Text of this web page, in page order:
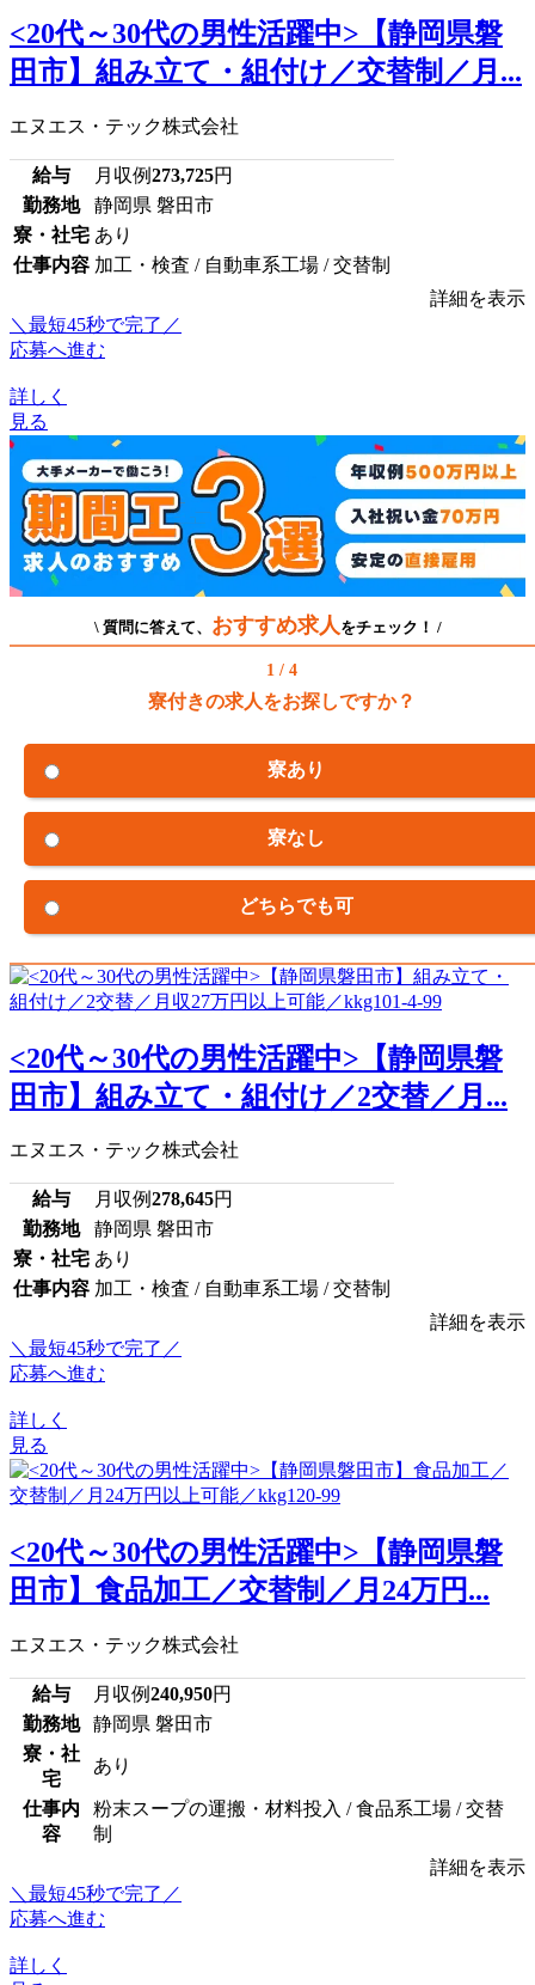
<20代～30代の男性活躍中>【静岡県磐
田市】組み立て・組付け／交替制／月...
エヌエス・テック株式会社
給与 月収例273,725円
勤務地
静岡県 磐田市
寮・社宅 あり
仕事内容 加工・検査 / 自動車系工場 / 交替制
詳細を表示
＼最短45秒で完了／
応募へ進む
詳しく
見る
\ 質問に答えて、 おすすめ求人 をチェック！ /
1 / 4
寮付きの求人をお探しですか？
寮あり
寮なし
どちらでも可
<20代～30代の男性活躍中>【静岡県磐
田市】組み立て・組付け／2交替／月...
エヌエス・テック株式会社
給与 月収例278,645円
勤務地
静岡県 磐田市
寮・社宅 あり
仕事内容 加工・検査 / 自動車系工場 / 交替制
詳細を表示
＼最短45秒で完了／
応募へ進む
詳しく
見る
<20代～30代の男性活躍中>【静岡県磐
田市】食品加工／交替制／月24万円...
エヌエス・テック株式会社
給与 月収例240,950円
勤務地
静岡県 磐田市
寮・社
宅
あり
仕事内
容
粉末スープの運搬・材料投入 / 食品系工場 / 交替
制
詳細を表示
＼最短45秒で完了／
応募へ進む
詳しく